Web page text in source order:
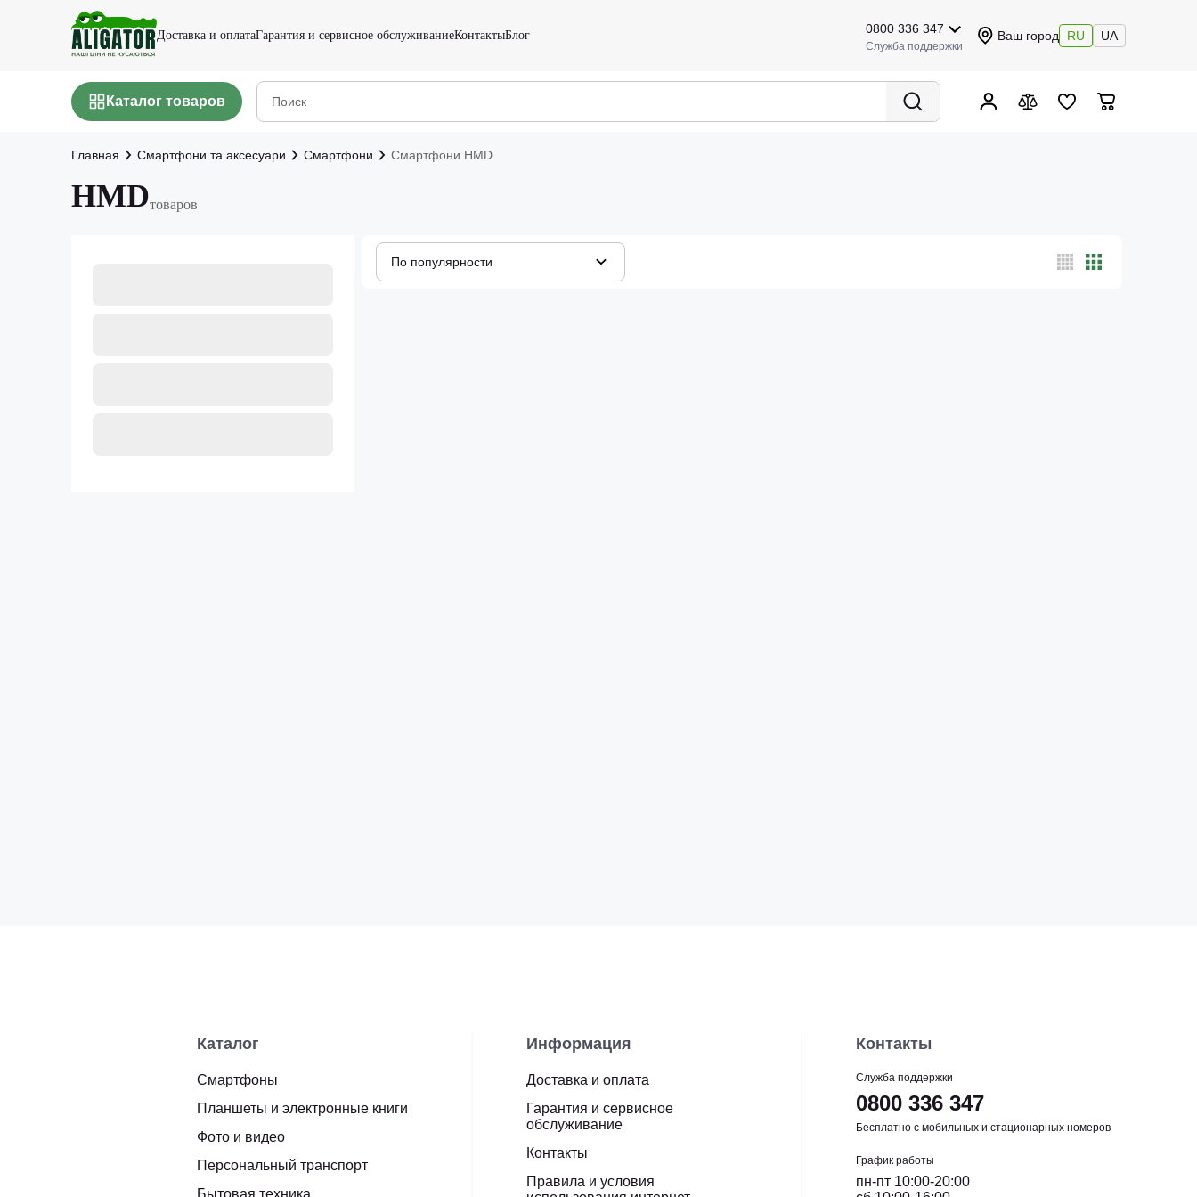
Доставка и оплатаГарантия и сервисное обслуживаниеКонтактыБлог 0800 336 347
Служба поддержки
Ваш город RU UA
Каталог товаров
Главная Смартфони та аксесуари Смартфони Смартфони HMD
HMDтоваров
По популярности
Каталог
Смартфоны
Планшеты и электронные книги
Фото и видео
Персональный транспорт
Информация
Доставка и оплата
Гарантия и сервисное
обслуживание
Контакты
Правила и условия
Контакты
Служба поддержки
0800 336 347
Бесплатно с мобильных и стационарных номеров
График работы
пн-пт 10:00-20:00